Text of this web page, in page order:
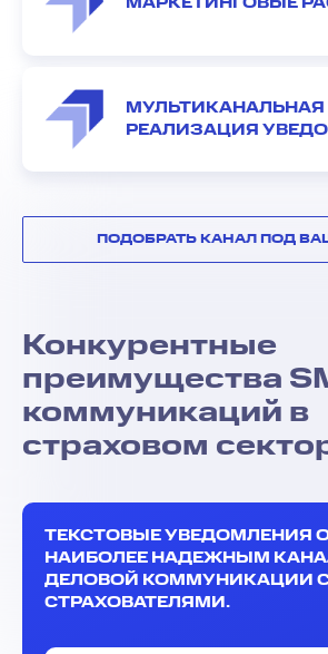
МУЛЬТИКАНАЛЬНАЯ
РЕАЛИЗАЦИЯ
ПОДОБРАТЬ КАНАЛ ПОД
Конкурентные
преимущества
коммуникаций в
страховом
ТЕКСТОВЫЕ УВЕДОМЛЕНИЯ
НАИБОЛЕЕ НАДЕЖНЫМ
ДЕЛОВОЙ КОММУНИКАЦИИ
СТРАХОВАТЕЛЯМИ.